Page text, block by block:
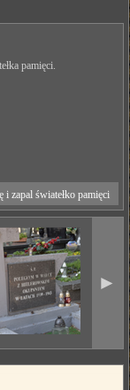
pamięci.
zapal światełko pamięci
►